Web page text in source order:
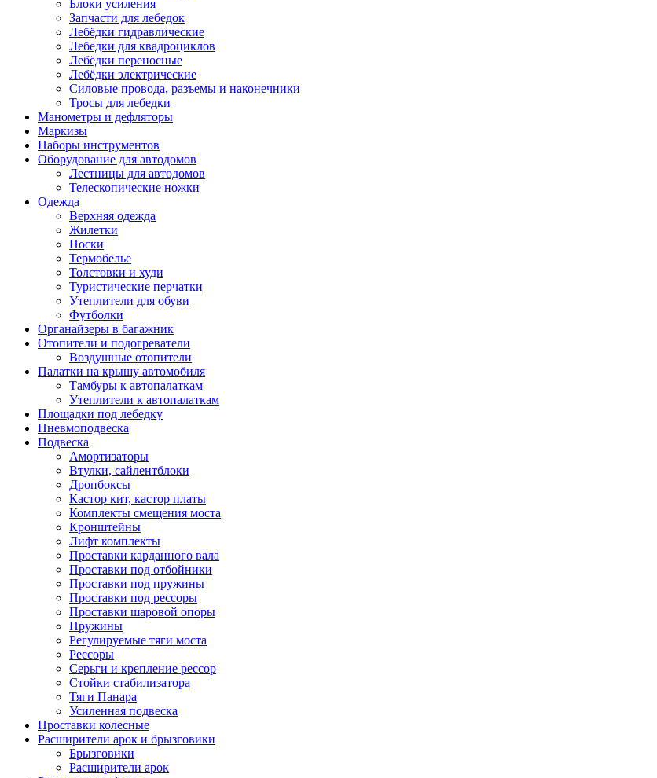
Блоки усиления
Запчасти для лебедок
Лебёдки гидравлические
Лебедки для квадроциклов
Лебёдки переносные
Лебёдки электрические
Силовые провода, разъемы и наконечники
Тросы для лебедки
Манометры и дефляторы
Маркизы
Наборы инструментов
Оборудование для автодомов
Лестницы для автодомов
Телескопические ножки
Одежда
Верхняя одежда
Жилетки
Носки
Термобелье
Толстовки и худи
Туристические перчатки
Утеплители для обуви
Футболки
Органайзеры в багажник
Отопители и подогреватели
Воздушные отопители
Палатки на крышу автомобиля
Тамбуры к автопалаткам
Утеплители к автопалаткам
Площадки под лебедку
Пневмоподвеска
Подвеска
Амортизаторы
Втулки, сайлентблоки
Дропбоксы
Кастор кит, кастор платы
Комплекты смещения моста
Кронштейны
Лифт комплекты
Проставки карданного вала
Проставки под отбойники
Проставки под пружины
Проставки под рессоры
Проставки шаровой опоры
Пружины
Регулируемые тяги моста
Рессоры
Серьги и крепление рессор
Стойки стабилизатора
Тяги Панара
Усиленная подвеска
Проставки колесные
Расширители арок и брызговики
Брызговики
Расширители арок